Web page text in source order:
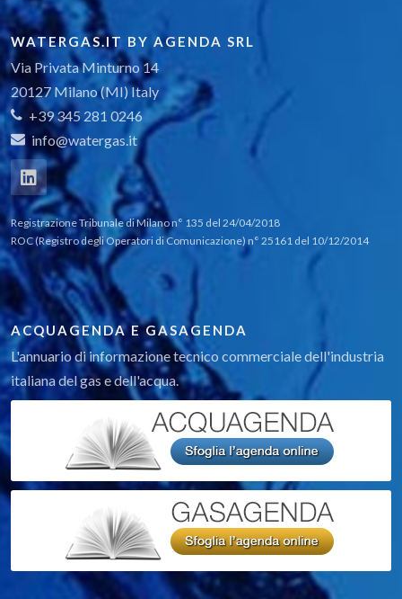
WATERGAS.IT BY AGENDA SRL
Via Privata Minturno 14
20127 Milano (MI) Italy
+39 345 281 0246
info@watergas.it
Registrazione Tribunale di Milano n° 135 del 24/04/2018
ROC (Registro degli Operatori di Comunicazione) n° 25161 del 10/12/2014
ACQUAGENDA E GASAGENDA
L'annuario di informazione tecnico commerciale dell'industria
italiana del gas e dell'acqua.